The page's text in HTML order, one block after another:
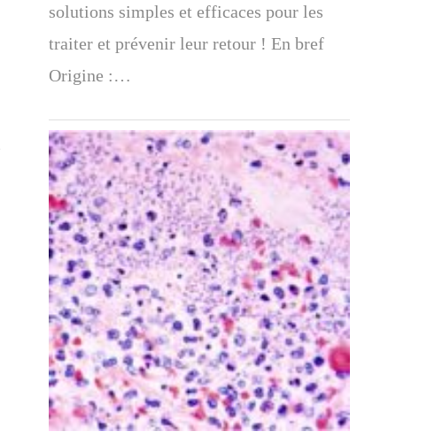
solutions simples et efficaces pour les
traiter et prévenir leur retour ! En bref
Origine :…